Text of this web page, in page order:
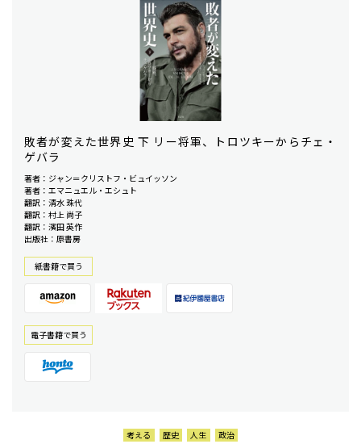
敗者が変えた世界史 下 リー将軍、トロツキーからチェ・
ゲバラ
著者：ジャン＝クリストフ・ビュイッソン
著者：エマニュエル・エシュト
翻訳：清水 珠代
翻訳：村上 尚子
翻訳：濱田 英作
出版社：原書房
紙書籍で買う
電⼦書籍で買う
考える 歴史 人生 政治